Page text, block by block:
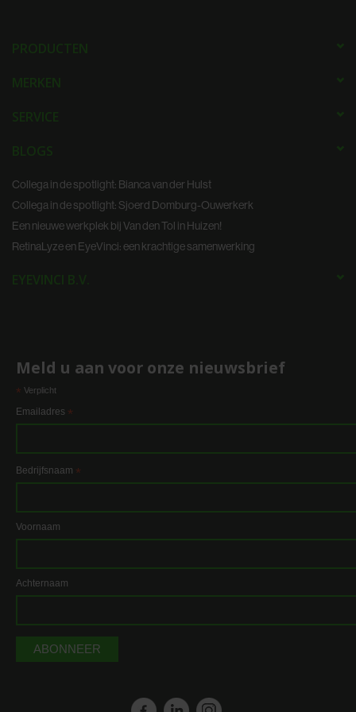
PRODUCTEN
MERKEN
SERVICE
BLOGS
Collega in de spotlight: Bianca van der Hulst
Collega in de spotlight: Sjoerd Domburg-Ouwerkerk
Een nieuwe werkplek bij Van den Tol in Huizen!
RetinaLyze en EyeVinci: een krachtige samenwerking
EYEVINCI B.V.
Meld u aan voor onze nieuwsbrief
* Verplicht
Emailadres *
Bedrijfsnaam *
Voornaam
Achternaam